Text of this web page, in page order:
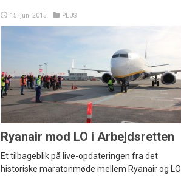
15. juni 2015 PLUS
Ryanair mod LO i Arbejdsretten
Et tilbageblik på live-opdateringen fra det
historiske maratonmøde mellem Ryanair og LO